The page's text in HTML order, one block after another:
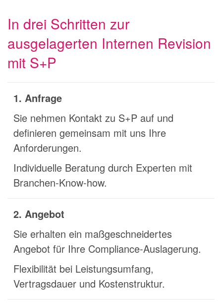
In drei Schritten zur
ausgelagerten Internen Revision
mit S+P
1. Anfrage
Sie nehmen Kontakt zu S+P auf und
definieren gemeinsam mit uns Ihre
Anforderungen.
Individuelle Beratung durch Experten mit
Branchen-Know-how.
2. Angebot
Sie erhalten ein maßgeschneidertes
Angebot für Ihre Compliance-Auslagerung.
Flexibilität bei Leistungsumfang,
Vertragsdauer und Kostenstruktur.